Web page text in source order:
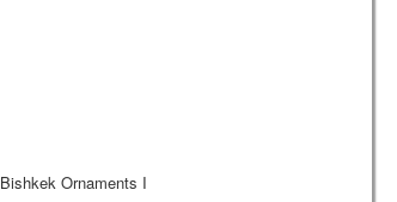
Bishkek Ornaments I